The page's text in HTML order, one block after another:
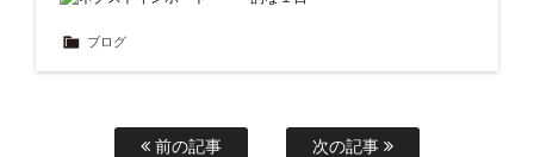
ブログ
前の記事 次の記事